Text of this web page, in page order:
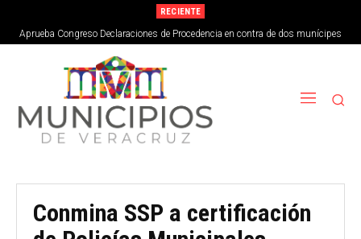
RECIENTE
Aprueba Congreso Declaraciones de Procedencia en contra de dos munícipes
Conmina SSP a certificación